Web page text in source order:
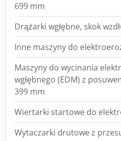
699 mm
Drążarki wgłębne, skok
Inne maszyny do
Maszyny do wycinania
wgłębnego (EDM) z
399 mm
Wiertarki startowe do
Wytaczarki drutowe z